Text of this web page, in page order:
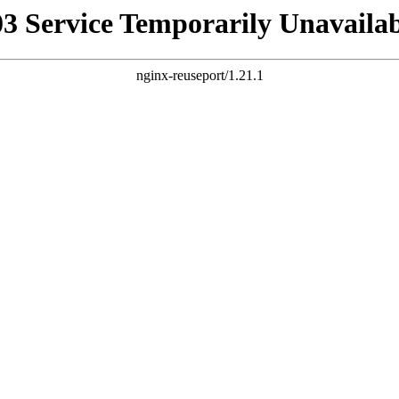
Service Temporarily
nginx-reuseport/1.21.1